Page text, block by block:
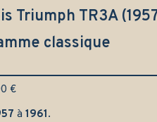
Triumph TR3A
classique
€
à 1961.